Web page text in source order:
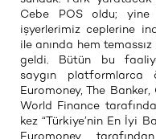
Cebe POS oldu;
işyerlerimiz ceplerine
ile anında hem
geldi. Bütün bu
saygın platformlarca
Euromoney, The
World Finance
kez “Türkiye’nin En İyi